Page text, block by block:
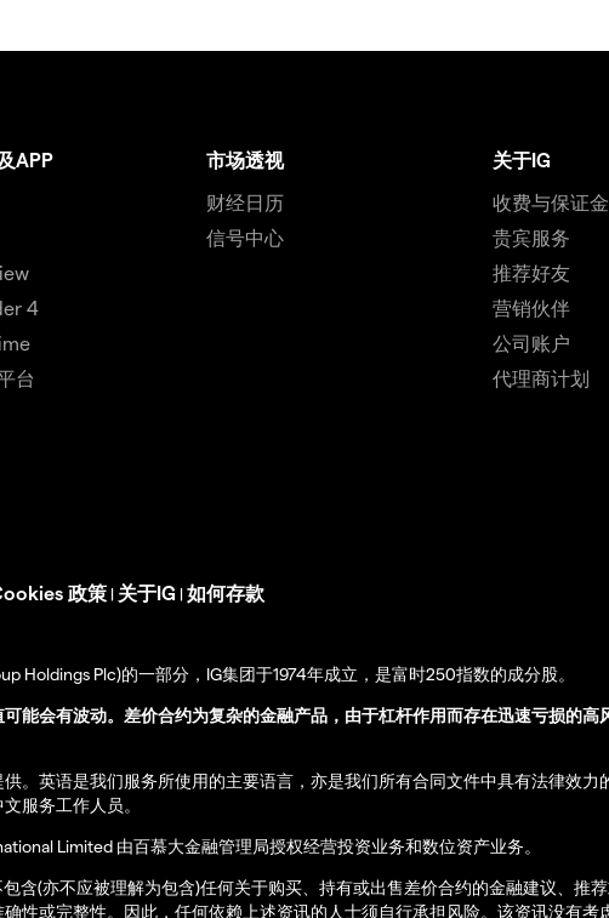
APP
4
台
市场透视
财经日历
信号中心
关于IG
收费与保证金
贵宾服务
推荐好友
营销伙伴
公司账户
代理商计划
政策 | 关于IG | 如何存款
Holdings Plc)的一部分，IG集团于1974年成立，是富时250指数的成分股。
能会有波动。差价合约为复杂的金融产品，由于杠杆作用而存在迅速亏损的
。英语是我们服务所使用的主要语言，亦是我们所有合同文件中具有法律效力
服务工作人员。
Limited 由百慕大金融管理局授权经营投资业务和数位资产业务。
含(亦不应被理解为包含)任何关于购买、持有或出售差价合约的金融建议、推
性或完整性。因此，任何依赖上述资讯的人士须自行承担风险。该资讯没有